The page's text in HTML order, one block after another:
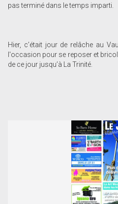
pas terminé dans le temps imparti.
Hier, c’était jour de relâche au
l'occasion pour se reposer et
de ce jour jusqu’à La Trinité.